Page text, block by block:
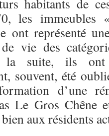
habitants de
les
ont représenté
vie des
la suite, ils
souvent, été
d’une
Le Gros Chêne
aux résidents